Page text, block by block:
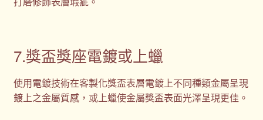
7.獎盃獎座電鍍或上蠟
使用電鍍技術在客製化獎盃表層電鍍上不同種類金屬呈現
鍍上之金屬質感，或上蠟使金屬獎盃表面光澤呈現更佳。